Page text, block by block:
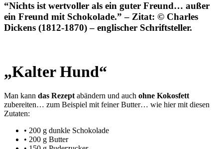
“Nichts ist wertvoller als ein guter Freund… außer
ein Freund mit Schokolade.” – Zitat: © Charles
Dickens (1812-1870) – englischer Schriftsteller.
„Kalter Hund“
Man kann das Rezept abändern und auch ohne Kokosfett
zubereiten… zum Beispiel mit feiner Butter… wie hier mit diesen
Zutaten:
• 200 g dunkle Schokolade
• 200 g Butter